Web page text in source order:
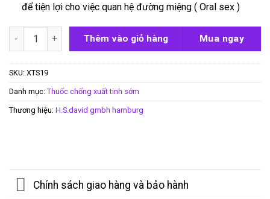
để tiện lợi cho việc quan hệ đường miệng ( Oral sex )
Chai xịt Super Dooz 44000 Spray số lượng
Thêm vào giỏ hàng Mua ngay
SKU: XTS19
Danh mục: Thuốc chống xuất tinh sớm
Thương hiệu: H.S.david gmbh hamburg
Chính sách giao hàng và bảo hành